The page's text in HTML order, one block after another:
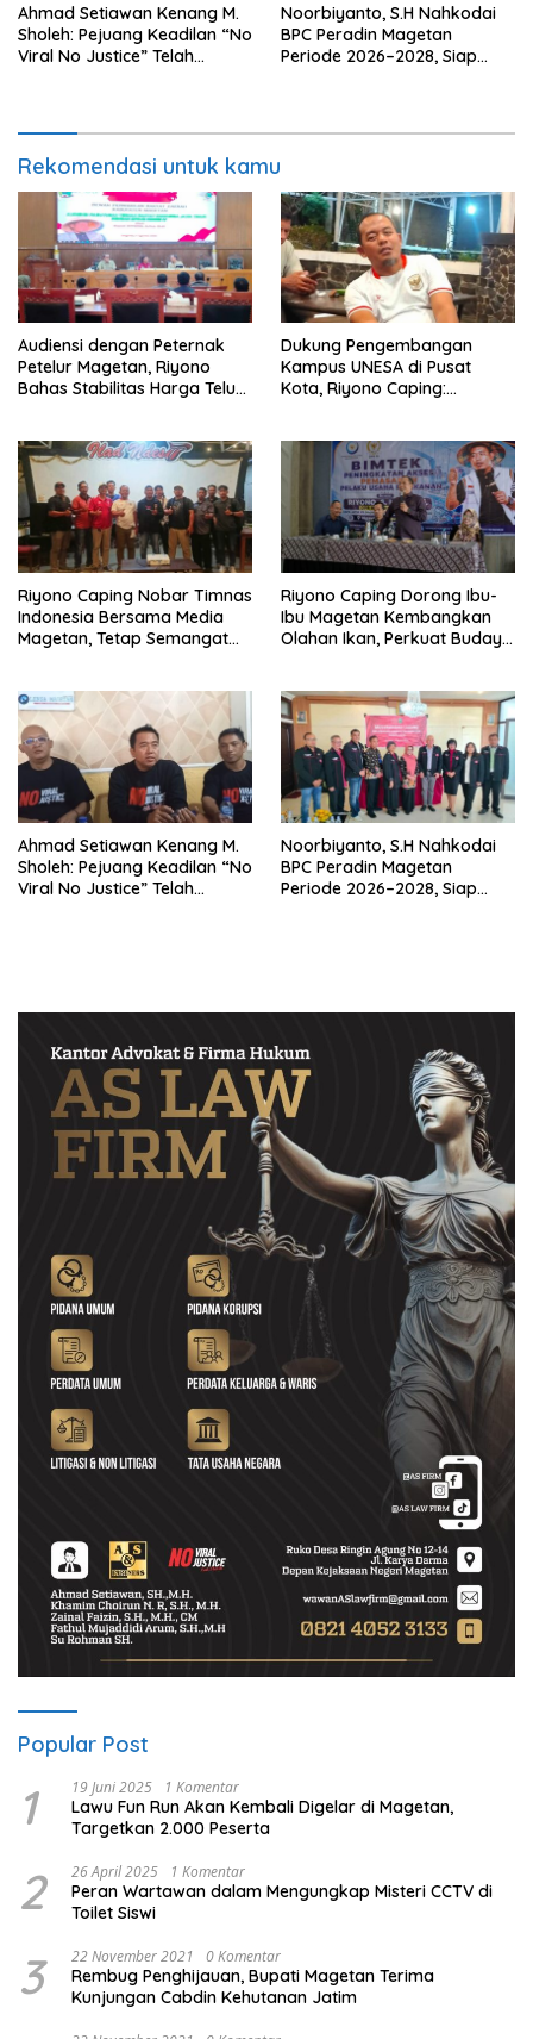
Ahmad Setiawan Kenang M.
Sholeh: Pejuang Keadilan “No
Viral No Justice” Telah
Noorbiyanto, S.H Nahkodai
BPC Peradin Magetan
Periode 2026–2028, Siap
Rekomendasi untuk kamu
Audiensi dengan Peternak
Petelur Magetan, Riyono
Bahas Stabilitas Harga Telur
Dukung Pengembangan
Kampus UNESA di Pusat
Kota, Riyono Caping:
Riyono Caping Nobar Timnas
Indonesia Bersama Media
Magetan, Tetap Semangat
Riyono Caping Dorong Ibu-
Ibu Magetan Kembangkan
Olahan Ikan, Perkuat Budaya
Ahmad Setiawan Kenang M.
Sholeh: Pejuang Keadilan “No
Viral No Justice” Telah
Noorbiyanto, S.H Nahkodai
BPC Peradin Magetan
Periode 2026–2028, Siap
Popular Post
1 19 Juni 2025 1 Komentar
Lawu Fun Run Akan Kembali Digelar di Magetan,
Targetkan 2.000 Peserta
2 26 April 2025 1 Komentar
Peran Wartawan dalam Mengungkap Misteri CCTV di
Toilet Siswi
3 22 November 2021 0 Komentar
Rembug Penghijauan, Bupati Magetan Terima
Kunjungan Cabdin Kehutanan Jatim